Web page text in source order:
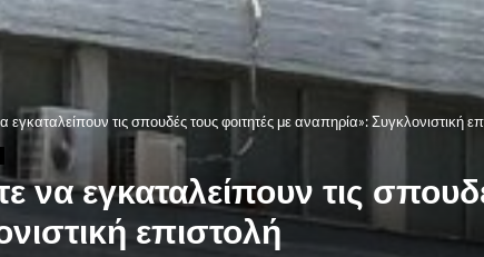
τις σπουδές τους φοιτητές με αναπηρία»: Συγκλονιστική
να εγκαταλείπουν τις
επιστολή